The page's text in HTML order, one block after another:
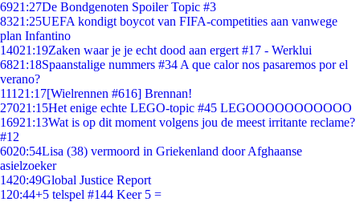
6921:27De Bondgenoten Spoiler Topic #3
8321:25UEFA kondigt boycot van FIFA-competities aan vanwege
plan Infantino
14021:19Zaken waar je je echt dood aan ergert #17 - Werklui
6821:18Spaanstalige nummers #34 A que calor nos pasaremos por el
verano?
111 21:17[Wielrennen #616] Brennan!
27021:15Het enige echte LEGO-topic #45 LEGOOOOOOOOOOO
16921:13Wat is op dit moment volgens jou de meest irritante reclame?
#12
6020:54Lisa (38) vermoord in Griekenland door Afghaanse
asielzoeker
1420:49Global Justice Report
1 20:44+5 telspel #144 Keer 5 =